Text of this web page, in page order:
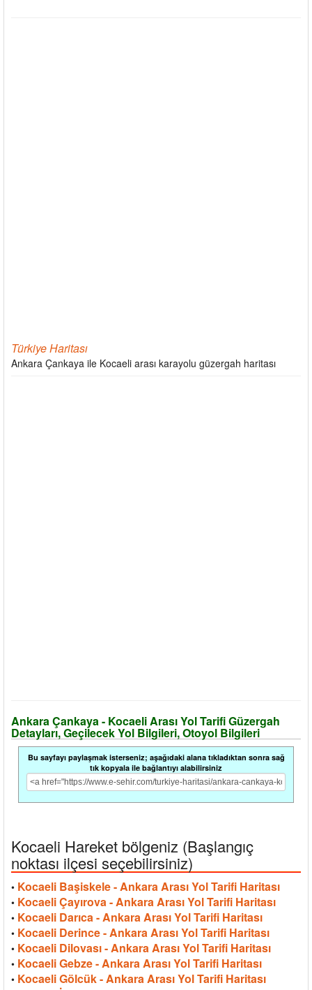
Türkiye Haritası
Ankara Çankaya ile Kocaeli arası karayolu güzergah haritası
Ankara Çankaya - Kocaeli Arası Yol Tarifi Güzergah
Detayları, Geçilecek Yol Bilgileri, Otoyol Bilgileri
Bu sayfayı paylaşmak isterseniz; aşağıdaki alana tıkladıktan sonra sağ
tık kopyala ile bağlantıyı alabilirsiniz
Kocaeli Hareket bölgeniz (Başlangıç
noktası ilçesi seçebilirsiniz)
• Kocaeli Başiskele - Ankara Arası Yol Tarifi Haritası
• Kocaeli Çayırova - Ankara Arası Yol Tarifi Haritası
• Kocaeli Darıca - Ankara Arası Yol Tarifi Haritası
• Kocaeli Derince - Ankara Arası Yol Tarifi Haritası
• Kocaeli Dilovası - Ankara Arası Yol Tarifi Haritası
• Kocaeli Gebze - Ankara Arası Yol Tarifi Haritası
• Kocaeli Gölcük - Ankara Arası Yol Tarifi Haritası